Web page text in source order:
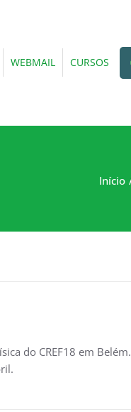
WEBMAIL CURSOS
Início
do CREF18 em Belém.